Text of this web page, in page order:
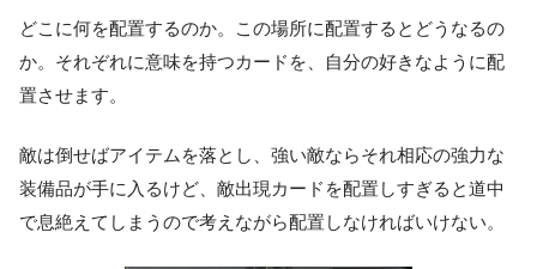
どこに何を配置するのか。この場所に配置するとどうなるの
か。それぞれに意味を持つカードを、自分の好きなように配
置させます。
敵は倒せばアイテムを落とし、強い敵ならそれ相応の強力な
装備品が手に入るけど、敵出現カードを配置しすぎると道中
で息絶えてしまうので考えながら配置しなければいけない。